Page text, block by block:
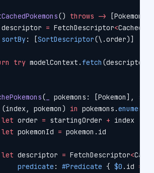
() throws -> [Pokemon] {
descriptor = FetchDescriptor<
: [SortDescriptor(\.order)]
try modelContext. fetch (descriptor).
( pokemons: [Pokemon],
(index, pokemon) in pokemons.
order = startingOrder + index
pokemonId = pokemon.id
descriptor = FetchDescriptor<
predicate
: #Predicate { $0 .id ==